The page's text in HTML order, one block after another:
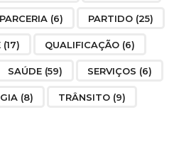
PARCERIA (6) PARTIDO (25)
(17) QUALIFICAÇÃO (6)
SAÚDE (59) SERVIÇOS (6)
(8) TRÂNSITO (9)